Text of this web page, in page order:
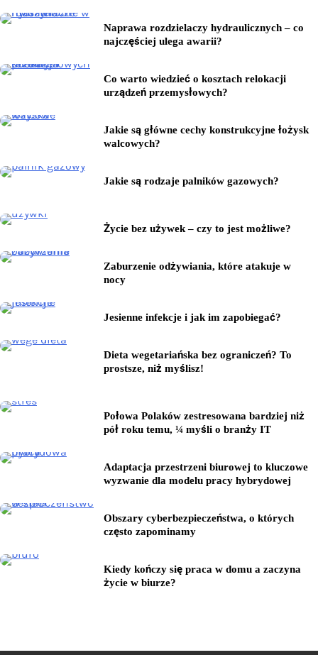
Naprawa rozdzielaczy hydraulicznych – co
najczęściej ulega awarii?
Co warto wiedzieć o kosztach relokacji
urządzeń przemysłowych?
Jakie są główne cechy konstrukcyjne łożysk
walcowych?
Jakie są rodzaje palników gazowych?
Życie bez używek – czy to jest możliwe?
Zaburzenie odżywiania, które atakuje w
nocy
Jesienne infekcje i jak im zapobiegać?
Dieta wegetariańska bez ograniczeń? To
prostsze, niż myślisz!
Połowa Polaków zestresowana bardziej niż
pół roku temu, ¼ myśli o branży IT
Adaptacja przestrzeni biurowej to kluczowe
wyzwanie dla modelu pracy hybrydowej
Obszary cyberbezpieczeństwa, o których
często zapominamy
Kiedy kończy się praca w domu a zaczyna
życie w biurze?